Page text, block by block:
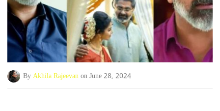
By Akhila Rajeevan on June 28, 2024